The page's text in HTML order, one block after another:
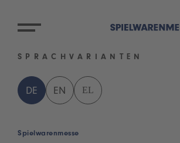
SPRACHVARIANTEN
DE EN EL
Spielwarenmesse